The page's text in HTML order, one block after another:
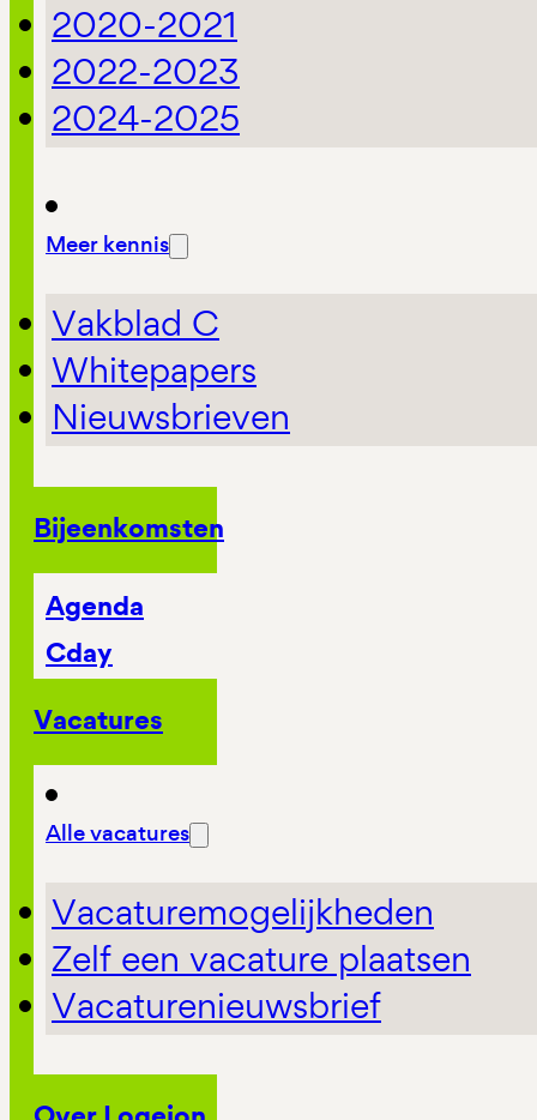
2020-2021
2022-2023
2024-2025
Meer kennis
Vakblad C
Whitepapers
Nieuwsbrieven
Bijeenkomsten
Agenda
Cday
Vacatures
Alle vacatures
Vacaturemogelijkheden
Zelf een vacature plaatsen
Vacaturenieuwsbrief